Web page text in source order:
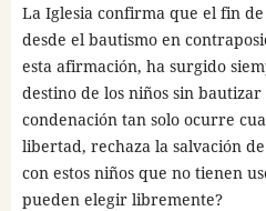
La Iglesia confirma que el fin
desde el bautismo en
esta afirmación, ha surgido
destino de los niños sin
condenación tan solo ocurre
libertad, rechaza la salvación de
con estos niños que no tienen
pueden elegir libremente?